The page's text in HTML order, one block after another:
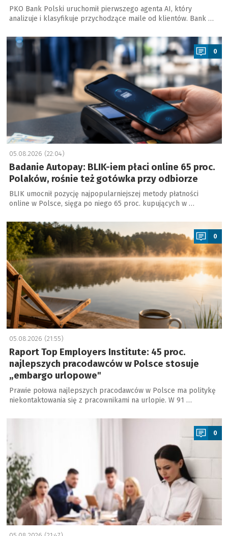
PKO Bank Polski uruchomił pierwszego agenta AI, który
analizuje i klasyfikuje przychodzące maile od klientów. Bank …
a
0
05.08.2026 (22:04)
Badanie Autopay: BLIK-iem płaci online 65 proc.
Polaków, rośnie też gotówka przy odbiorze
BLIK umocnił pozycję najpopularniejszej metody płatności
online w Polsce, sięga po niego 65 proc. kupujących w …
a
0
05.08.2026 (21:55)
Raport Top Employers Institute: 45 proc.
najlepszych pracodawców w Polsce stosuje
„embargo urlopowe"
Prawie połowa najlepszych pracodawców w Polsce ma politykę
niekontaktowania się z pracownikami na urlopie. W 91 …
0